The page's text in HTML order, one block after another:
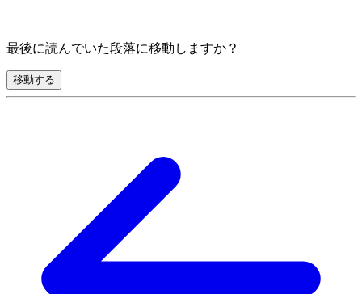
最後に読んでいた段落に移動しますか？
移動する